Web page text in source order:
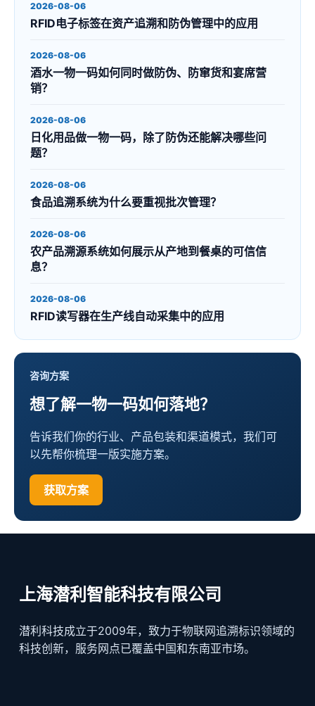
2026-08-06
RFID电子标签在资产追溯和防伪管理中的应用
2026-08-06
酒水一物一码如何同时做防伪、防窜货和宴席营
销？
2026-08-06
日化用品做一物一码，除了防伪还能解决哪些问
题？
2026-08-06
食品追溯系统为什么要重视批次管理？
2026-08-06
农产品溯源系统如何展示从产地到餐桌的可信信
息？
2026-08-06
RFID读写器在生产线自动采集中的应用
咨询方案
想了解一物一码如何落地？
告诉我们你的行业、产品包装和渠道模式，我们可
以先帮你梳理一版实施方案。
获取方案
上海潜利智能科技有限公司
潜利科技成立于2009年，致力于物联网追溯标识领域的
科技创新，服务网点已覆盖中国和东南亚市场。